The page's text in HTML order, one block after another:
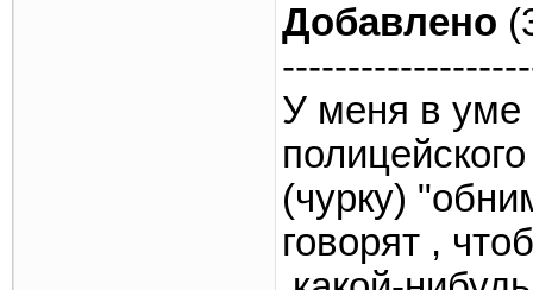
Добавлено
У меня в уме
(чурку)
говорят ,